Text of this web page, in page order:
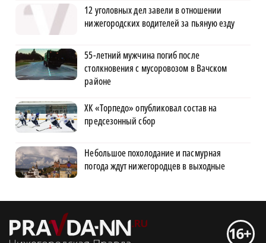
12 уголовных дел завели в отношении
нижегородских водителей за пьяную езду
55-летний мужчина погиб после
столкновения с мусоровозом в Вачском
районе
ХК «Торпедо» опубликовал состав на
предсезонный сбор
Небольшое похолодание и пасмурная
погода ждут нижегородцев в выходные